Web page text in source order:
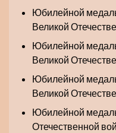
Юбилейной
Великой
Юбилейной
Великой
Юбилейной
Великой
Юбилейной
Отечественной